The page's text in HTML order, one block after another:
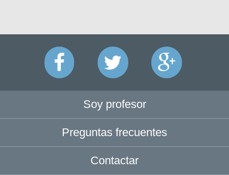
Soy profesor
Preguntas frecuentes
Contactar